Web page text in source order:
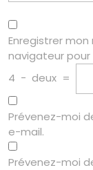
Enregistrer
navigateur
4 − deux =
Prévenez-moi
e-mail.
Prévenez-moi